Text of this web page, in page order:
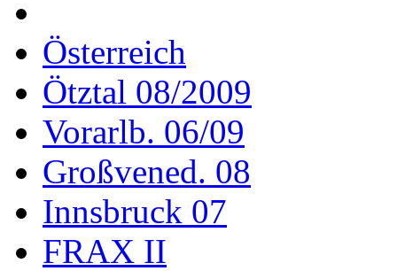
Österreich
Ötztal 08/2009
Vorarlb. 06/09
Großvened. 08
Innsbruck 07
FRAX II